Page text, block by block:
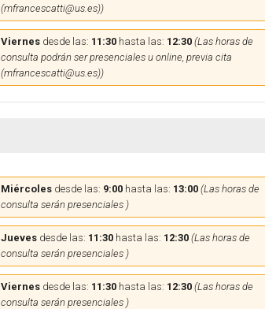
(mfrancescatti@us.es))
Viernesdesde las: 11:30hasta las: 12:30 (Las horas de
consulta podrán ser presenciales u online, previa cita
(mfrancescatti@us.es))
Miércolesdesde las: 9:00hasta las: 13:00 (Las horas de
consulta serán presenciales )
Juevesdesde las: 11:30hasta las: 12:30 (Las horas de
consulta serán presenciales )
Viernesdesde las: 11:30hasta las: 12:30 (Las horas de
consulta serán presenciales )